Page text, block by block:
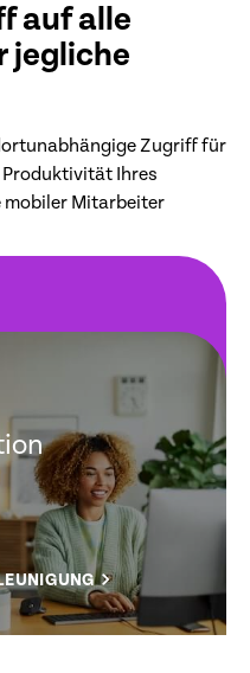
auf alle
jegliche
Zugriff für
Ihres
mobiler Mitarbeiter